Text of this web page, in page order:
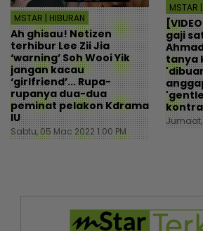
MSTAR | HIBURAN
Ah ghisau! Netizen
terhibur Lee Zii Jia
‘warning’ Soh Wooi Yik
jangan kacau
‘girlfriend’... Rupa-
rupanya dua-dua
peminat pelakon Kdrama
IU
Sabtu, 05 Mac 2022 1:00 PM
MSTAR
gaji
tanya
Jumaat,